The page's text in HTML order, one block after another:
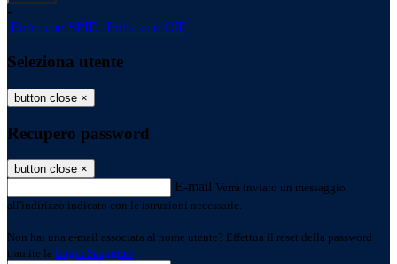
-
Entra con SPID Entra con CIE
Seleziona utente
button close ×
Recupero password
button close ×
E-mail Verrà inviato un messaggio
all'indirizzo indicato con le istruzioni necessarie.
Non hai una e-mail associata al nome utente? Effettua il reset della password
tramite la Login Spaggiari